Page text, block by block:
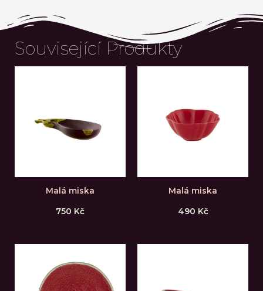
Související Produkty
Malá miska
750 Kč
Malá miska
490 Kč